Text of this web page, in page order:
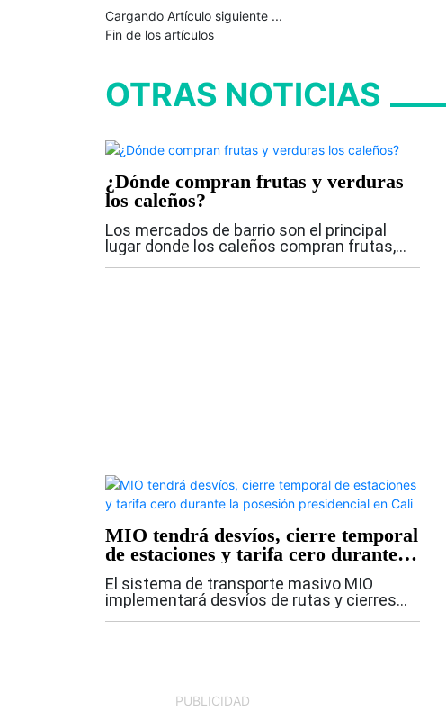
Cargando Artículo siguiente ...
Fin de los artículos
OTRAS NOTICIAS
¿Dónde compran frutas y verduras
los caleños?
Los mercados de barrio son el principal
lugar donde los caleños compran frutas,
verduras y hortalizas, según los resultados
MIO tendrá desvíos, cierre temporal
de estaciones y tarifa cero durante la
posesión presidencial en Cali
El sistema de transporte masivo MIO
implementará desvíos de rutas y cierres
PUBLICIDAD